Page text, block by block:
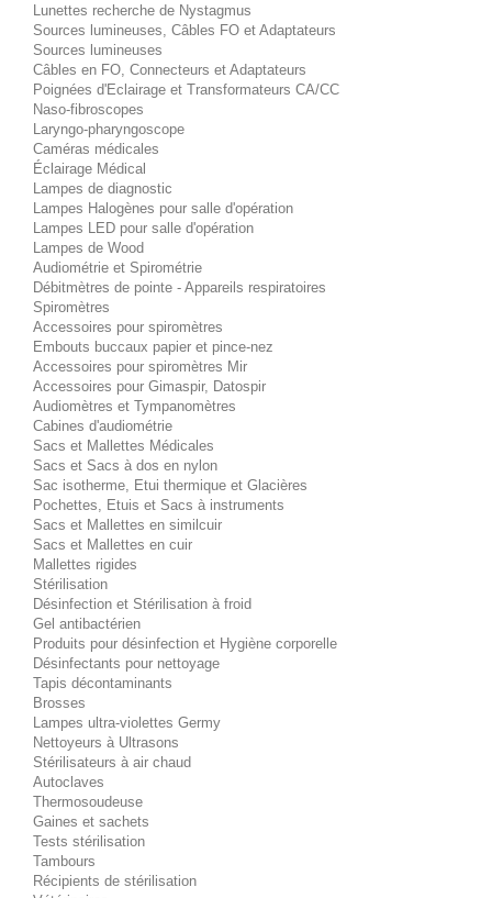
Lunettes recherche de Nystagmus
Sources lumineuses, Câbles FO et Adaptateurs
Sources lumineuses
Câbles en FO, Connecteurs et Adaptateurs
Poignées d'Eclairage et Transformateurs CA/CC
Naso-fibroscopes
Laryngo-pharyngoscope
Caméras médicales
Éclairage Médical
Lampes de diagnostic
Lampes Halogènes pour salle d'opération
Lampes LED pour salle d'opération
Lampes de Wood
Audiométrie et Spirométrie
Débitmètres de pointe - Appareils respiratoires
Spiromètres
Accessoires pour spiromètres
Embouts buccaux papier et pince-nez
Accessoires pour spiromètres Mir
Accessoires pour Gimaspir, Datospir
Audiomètres et Tympanomètres
Cabines d'audiométrie
Sacs et Mallettes Médicales
Sacs et Sacs à dos en nylon
Sac isotherme, Etui thermique et Glacières
Pochettes, Etuis et Sacs à instruments
Sacs et Mallettes en similcuir
Sacs et Mallettes en cuir
Mallettes rigides
Stérilisation
Désinfection et Stérilisation à froid
Gel antibactérien
Produits pour désinfection et Hygiène corporelle
Désinfectants pour nettoyage
Tapis décontaminants
Brosses
Lampes ultra-violettes Germy
Nettoyeurs à Ultrasons
Stérilisateurs à air chaud
Autoclaves
Thermosoudeuse
Gaines et sachets
Tests stérilisation
Tambours
Récipients de stérilisation